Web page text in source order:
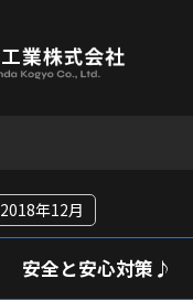
2018年12月
安全と安心対策♪